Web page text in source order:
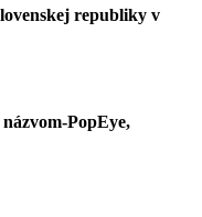
republiky v
PopEye,